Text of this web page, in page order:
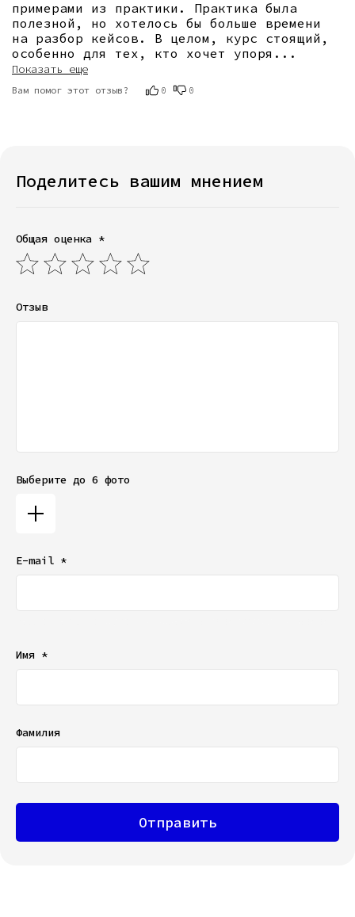
примерами из практики. Практика была
полезной, но хотелось бы больше времени
на разбор кейсов. В целом, курс стоящий,
особенно для тех, кто хочет упоря ...
Показать еще
Вам помог этот отзыв? 0 0
Поделитесь вашим мнением
Общая оценка *
Отзыв
Выберите до 6 фото
E-mail *
Имя *
Фамилия
Отправить